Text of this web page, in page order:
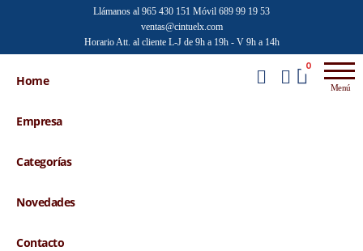
Llámanos al 965 430 151 Móvil 689 99 19 53
ventas@cintuelx.com
Horario Att. al cliente L-J de 9h a 19h - V 9h a 14h
Faraoni
por
de moda
0
Menú
Home
Empresa
Categorías
Novedades
Contacto